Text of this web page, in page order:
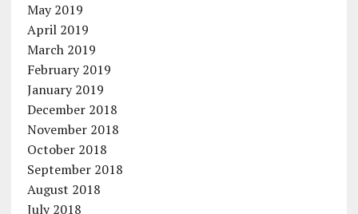
May 2019
April 2019
March 2019
February 2019
January 2019
December 2018
November 2018
October 2018
September 2018
August 2018
July 2018